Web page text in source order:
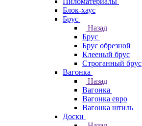
Блок-хаус
Брус
Назад
Брус
Брус обрезной
Клееный брус
Строганный брус
Вагонка
Назад
Вагонка
Вагонка евро
Вагонка штиль
Доски